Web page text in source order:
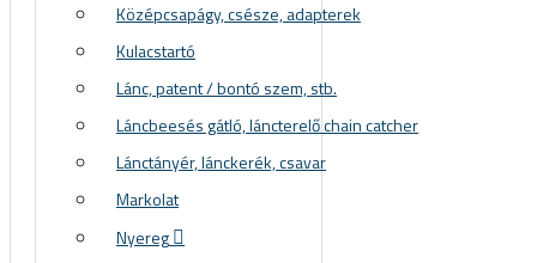
Középcsapágy, csésze, adapterek
Kulacstartó
Lánc, patent / bontó szem, stb.
Láncbeesés gátló, láncterelő chain catcher
Lánctányér, lánckerék, csavar
Markolat
Nyereg